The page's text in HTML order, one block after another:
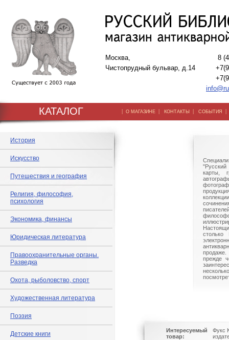
Москва,
Чистопрудный бульвар, д.14
8
КАТАЛОГ | О МАГАЗИНЕ | КОНТАКТЫ | СОБЫТИЯ
История
Искусство
Путешествия и география
Религия, философия,
психология
Экономика, финансы
Юридическая литература
Правоохранительные органы.
Разведка
Охота, рыболовство, спорт
Художественная литература
Поэзия
Детские книги
"Русский
карты,
столько
прежде
Интересуемый
товар:
Фукс